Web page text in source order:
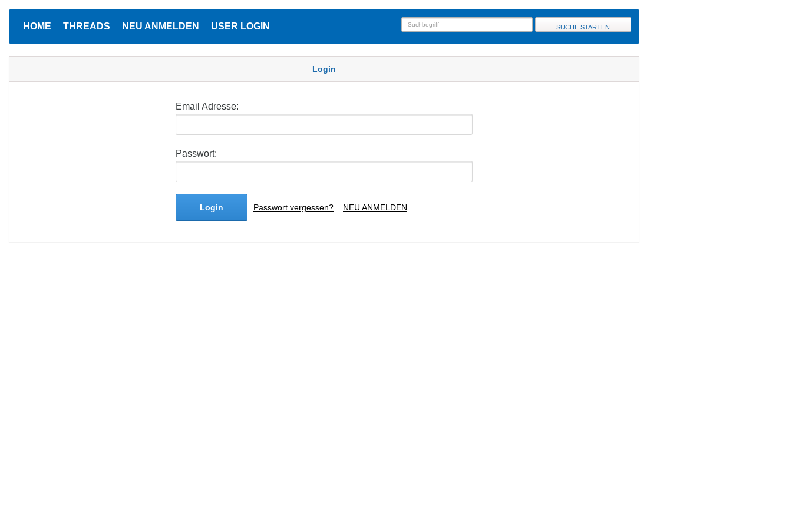
HOME THREADS NEU ANMELDEN USER LOGIN SUCHE STARTEN
Login
Email Adresse:
Passwort:
Login Passwort vergessen? NEU ANMELDEN